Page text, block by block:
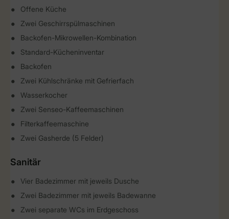
Offene Küche
Zwei Geschirrspülmaschinen
Backofen-Mikrowellen-Kombination
Standard-Kücheninventar
Backofen
Zwei Kühlschränke mit Gefrierfach
Wasserkocher
Zwei Senseo-Kaffeemaschinen
Filterkaffeemaschine
Zwei Gasherde (5 Felder)
Sanitär
Vier Badezimmer mit jeweils Dusche
Zwei Badezimmer mit jeweils Badewanne
Zwei separate WCs im Erdgeschoss